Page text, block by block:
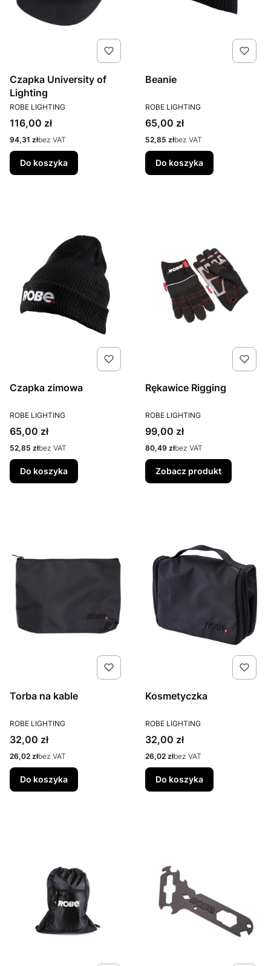
Czapka University of
Lighting
PRODUCENT
ROBE LIGHTING
Cena
116,00 zł
Cena
94,31 złbez VAT
Do koszyka
Beanie
PRODUCENT
ROBE LIGHTING
Cena
65,00 zł
Cena
52,85 złbez VAT
Do koszyka
Czapka zimowa
PRODUCENT
ROBE LIGHTING
Cena
65,00 zł
Cena
52,85 złbez VAT
Do koszyka
Rękawice Rigging
PRODUCENT
ROBE LIGHTING
Cena
99,00 zł
Cena
80,49 złbez VAT
Zobacz produkt
Torba na kable
PRODUCENT
ROBE LIGHTING
Cena
32,00 zł
Cena
26,02 złbez VAT
Do koszyka
Kosmetyczka
PRODUCENT
ROBE LIGHTING
Cena
32,00 zł
Cena
26,02 złbez VAT
Do koszyka